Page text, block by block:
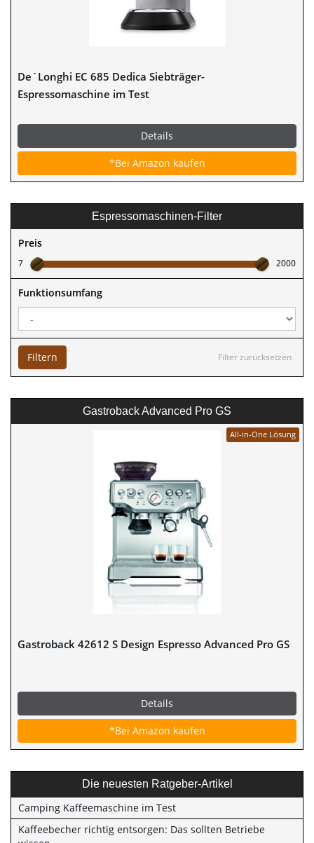
De´Longhi EC 685 Dedica Siebträger-
Espressomaschine im Test
Details
*Bei Amazon kaufen
Espressomaschinen-Filter
Preis
7 2000
Funktionsumfang
Filter zurücksetzen
Filtern
Gastroback Advanced Pro GS
All-in-One Lösung
Gastroback 42612 S Design Espresso Advanced Pro GS
Details
*Bei Amazon kaufen
Die neuesten Ratgeber-Artikel
Camping Kaffeemaschine im Test
Kaffeebecher richtig entsorgen: Das sollten Betriebe